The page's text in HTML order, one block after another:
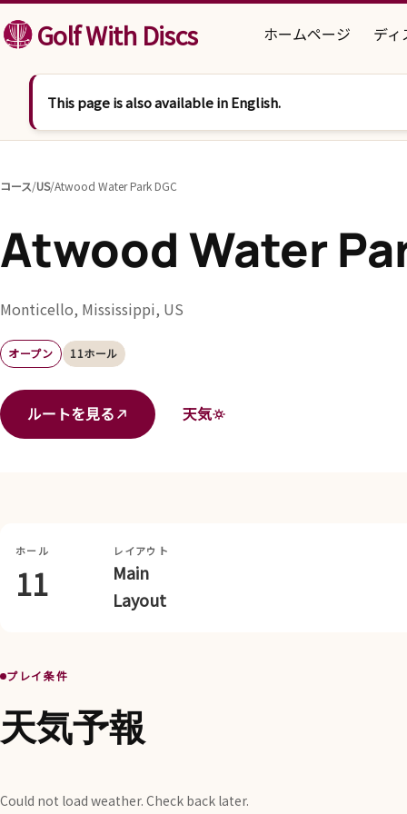
コンテンツへスキップ
Golf With Discs ホームページ デ
This page is also available in English.
コース/US/Atwood Water Park DGC
Atwood Water
Monticello, Mississippi, US
オープン 11ホール
ルートを見る 天気
ホール
11
レイアウト
Main
Layout
プレイ条件
天気予報
Could not load weather. Check back later.